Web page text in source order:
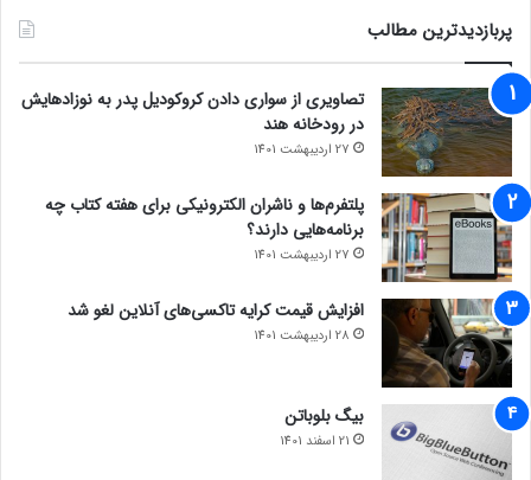
پربازدیدترین مطالب
تصاویری از سواری دادن کروکودیل پدر به نوزادهایش
در رودخانه هند
27 اردیبهشت 1401
پلتفرم‌ها و ناشران الکترونیکی برای هفته کتاب چه
برنامه‌هایی دارند؟
27 اردیبهشت 1401
افزایش قیمت کرایه تاکسی‌های آنلاین لغو شد
28 اردیبهشت 1401
بیگ بلوباتن
21 اسفند 1401